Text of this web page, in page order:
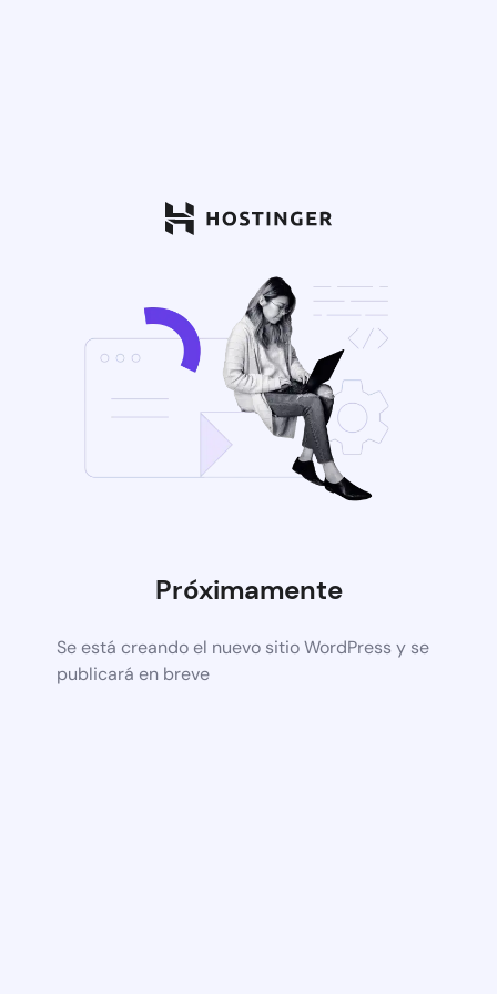
Próximamente
Se está creando el nuevo sitio WordPress y se
publicará en breve